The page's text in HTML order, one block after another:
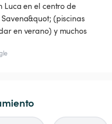
Luca en el centro de
(piscinas
en verano) y muchos